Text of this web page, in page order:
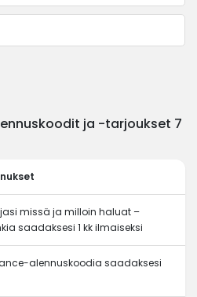
ja -tarjoukset 7
missä ja milloin haluat –
saadaksesi 1 kk ilmaiseksi
alennuskoodia saadaksesi